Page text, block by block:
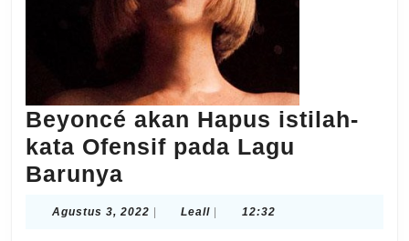
Beyoncé akan Hapus istilah-
kata Ofensif pada Lagu
Barunya
Agustus 3, 2022 Agustus
LeallLeall 12:32